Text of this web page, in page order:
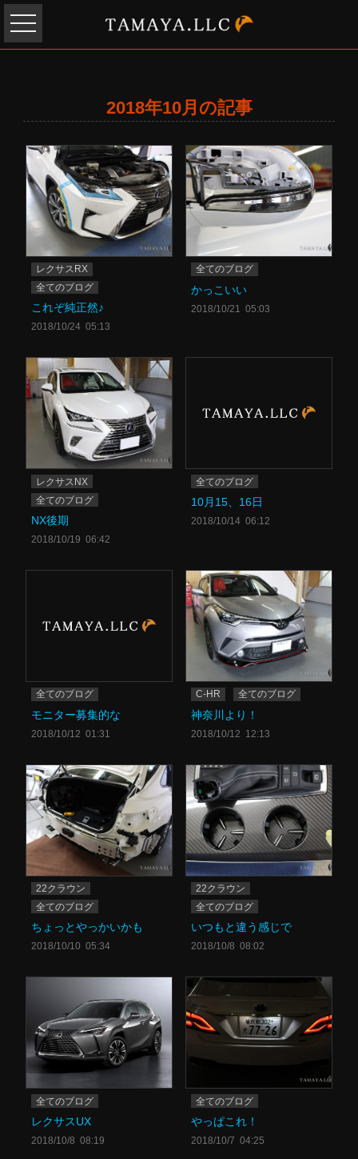
2018年10月の記事
レクサスRX
全てのブログ
これぞ純正然♪
2018/10/24 05:13
全てのブログ
かっこいい
2018/10/21 05:03
レクサスNX
全てのブログ
NX後期
2018/10/19 06:42
全てのブログ
10月15、16日
2018/10/14 06:12
全てのブログ
モニター募集的な
2018/10/12 01:31
C-HR 全てのブログ
神奈川より！
2018/10/12 12:13
22クラウン
全てのブログ
ちょっとやっかいかも
2018/10/10 05:34
22クラウン
全てのブログ
いつもと違う感じで
2018/10/8 08:02
全てのブログ
レクサスUX
2018/10/8 08:19
全てのブログ
やっぱこれ！
2018/10/7 04:25